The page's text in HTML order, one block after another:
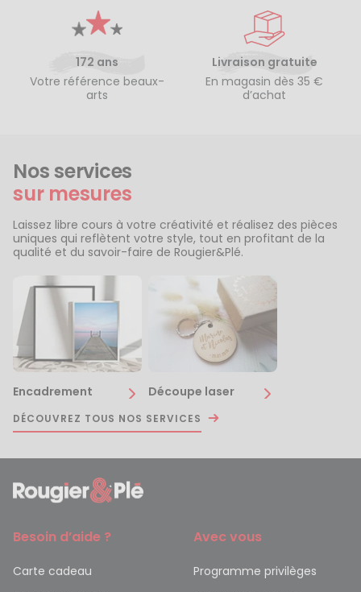
172 ans
Votre référence beaux-
arts
Livraison gratuite
En magasin dès 35 €
d’achat
Nos services
sur mesures
Laissez libre cours à votre créativité et réalisez des pièces
uniques qui reflètent votre style, tout en profitant de la
qualité et du savoir-faire de Rougier&Plé.
Encadrement Découpe laser
DÉCOUVREZ TOUS NOS SERVICES
Besoin d’aide ?
Carte cadeau
Avec vous
Programme privilèges